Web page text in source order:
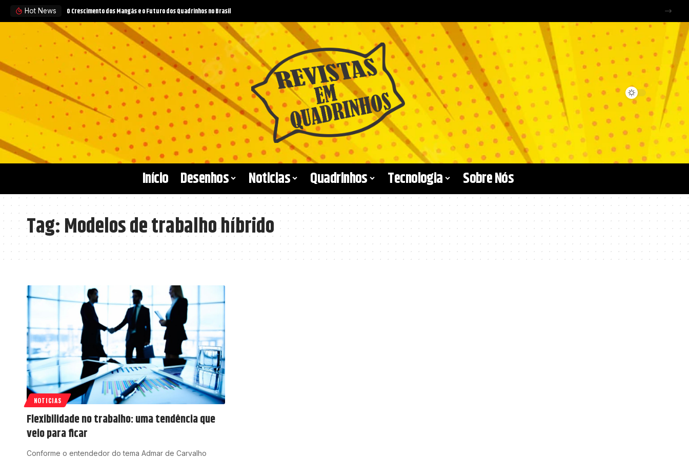
Hot News O Crescimento dos Mangás e o Futuro dos Quadrinhos no Brasil
Início Desenhos Noticias Quadrinhos Tecnologia Sobre Nós
Tag:Modelos de trabalho híbrido
NOTICIAS
Flexibilidade no trabalho: uma tendência que
veio para ficar
Conforme o entendedor do tema Admar de Carvalho